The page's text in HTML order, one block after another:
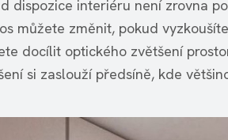
dispozice interiéru není zrovna
můžete změnit, pokud
docílit optického zvětšení
si zaslouží předsíně, kde